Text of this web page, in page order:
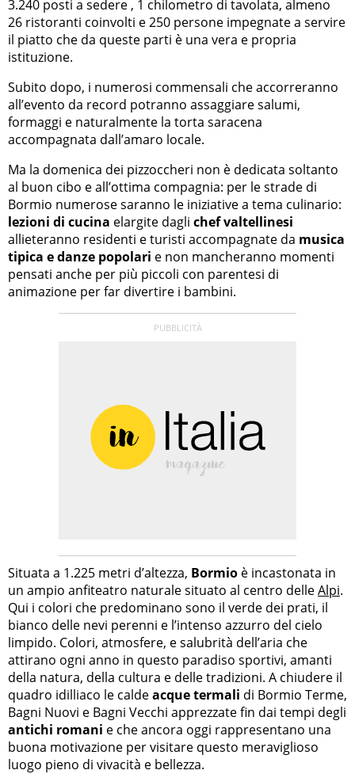
3.240 posti a sedere , 1 chilometro di tavolata, almeno
26 ristoranti coinvolti e 250 persone impegnate a servire
il piatto che da queste parti è una vera e propria
istituzione.
Subito dopo, i numerosi commensali che accorreranno
all’evento da record potranno assaggiare salumi,
formaggi e naturalmente la torta saracena
accompagnata dall’amaro locale.
Ma la domenica dei pizzoccheri non è dedicata soltanto
al buon cibo e all’ottima compagnia: per le strade di
Bormio numerose saranno le iniziative a tema culinario:
lezioni di cucina elargite dagli chef valtellinesi
allieteranno residenti e turisti accompagnate da musica
tipica e danze popolari e non mancheranno momenti
pensati anche per più piccoli con parentesi di
animazione per far divertire i bambini.
Situata a 1.225 metri d’altezza, Bormio è incastonata in
un ampio anfiteatro naturale situato al centro delleAlpi.
Qui i colori che predominano sono il verde dei prati, il
bianco delle nevi perenni e l’intenso azzurro del cielo
limpido. Colori, atmosfere, e salubrità dell’aria che
attirano ogni anno in questo paradiso sportivi, amanti
della natura, della cultura e delle tradizioni. A chiudere il
quadro idilliaco le caldeacque termali di Bormio Terme,
Bagni Nuovi e Bagni Vecchi apprezzate fin dai tempi degli
antichi romani e che ancora oggi rappresentano una
buona motivazione per visitare questo meraviglioso
luogo pieno di vivacità e bellezza.